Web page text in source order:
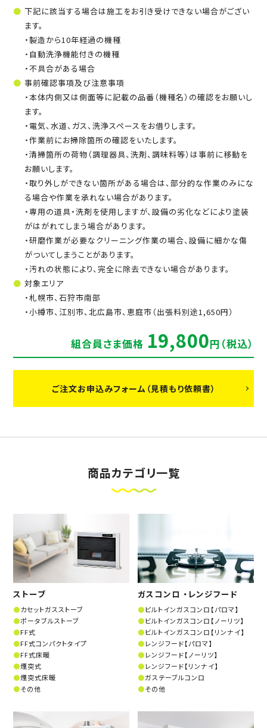
下記に該当する場合は施工をお引き受けできない場合がござい
ます。
・製造から10年経過の機種
・自動洗浄機能付きの機種
・不具合がある場合
事前確認事項及び注意事項
・本体内側又は側面等に記載の品番（機種名）の確認をお願いし
ます。
・電気、水道、ガス、洗浄スペースをお借りします。
・作業前にお掃除箇所の確認をいたします。
・清掃箇所の荷物（調理器具、洗剤、調味料等）は事前に移動を
お願いします。
・取り外しができない箇所がある場合は、部分的な作業のみにな
る場合や作業を承れない場合があります。
・専用の道具・洗剤を使用しますが、設備の劣化などにより塗装
がはがれてしまう場合があります。
・研磨作業が必要なクリーニング作業の場合、設備に細かな傷
がついてしまうことがあります。
・汚れの状態により、完全に除去できない場合があります。
対象エリア
・札幌市、石狩市南部
・小樽市、江別市、北広島市、恵庭市（出張料別途1,650円）
組合員さま価格 19,800円（税込）
ご注文お申込みフォーム（見積もり依頼書）
商品カテゴリ一覧
ストーブ
カセットガスストーブ
ポータブルストーブ
FF式
FF式コンパクトタイプ
FF式床暖
煙突式
煙突式床暖
その他
ガスコンロ ・レンジフード
ビルトインガスコンロ【パロマ】
ビルトインガスコンロ【ノーリツ】
ビルトインガスコンロ【リンナイ】
レンジフード【パロマ】
レンジフード【ノーリツ】
レンジフード【リンナイ】
ガステーブルコンロ
その他